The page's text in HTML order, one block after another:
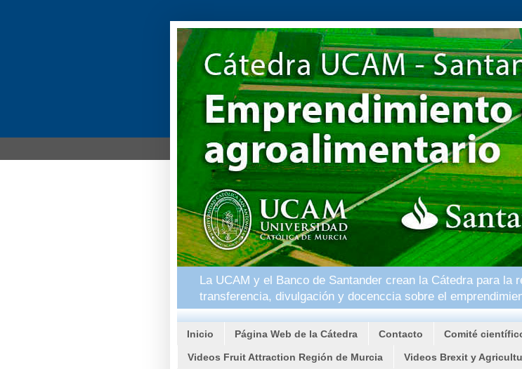
La UCAM y el Banco de Santander crean la Cátedra para la
transferencia, divulgación y docenccia sobre el
Inicio Página Web de la Cátedra Contacto Comité
Videos Fruit Attraction Región de Murcia Videos Brexit y